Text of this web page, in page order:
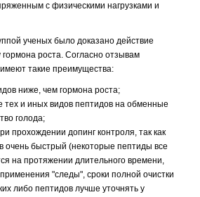
с физическими нагрузками и
ученых было доказано действие
роста. Согласно отзывам
такие преимущества:
ниже, чем гормона роста;
тех и иных видов пептидов на обменные
голода;
прохождении допинг контроля, так как
очень быстрый (некоторые пептиды все
на протяжении длительного времени,
"следы", сроки полной очистки
либо пептидов лучше уточнять у